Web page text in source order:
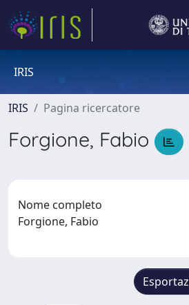
IRIS
IRIS Pagina ricercatore
Forgione, Fabio
Nome completo
Forgione, Fabio